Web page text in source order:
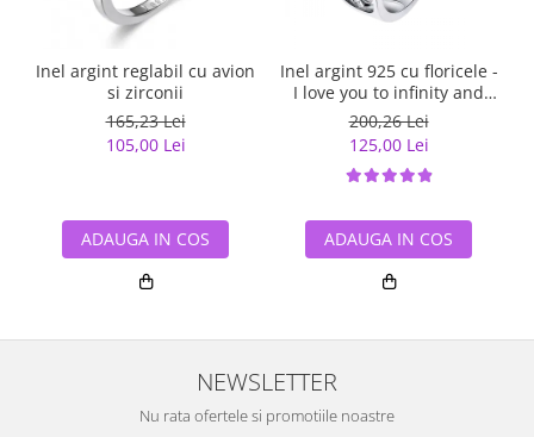
Inel argint reglabil cu avion
si zirconii
165,23 Lei
105,00 Lei
ADAUGA IN COS
Inel argint 925 cu floricele -
I love you to infinity and
beyond - Be Nature
IST0055
200,26 Lei
125,00 Lei
ADAUGA IN COS
NEWSLETTER
Nu rata ofertele si promotiile noastre